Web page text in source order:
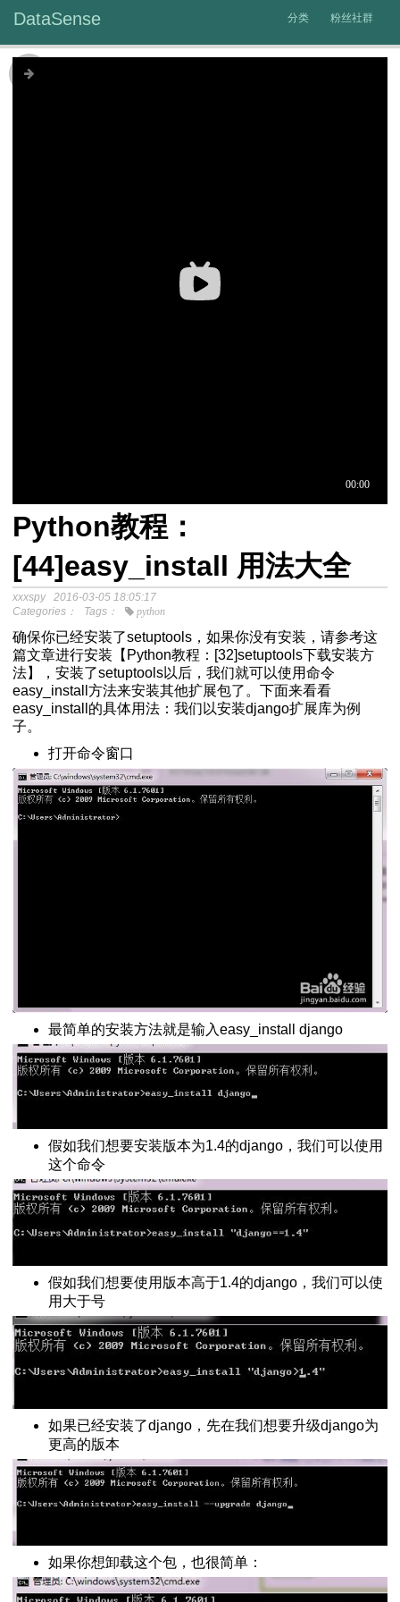
DataSense 分类 粉丝社群
介模
析SPSS视频教程
自动化替代VBA
脚本
装与使用
10060错误
时间戳
载
展库的方法
斜杠
x22字符
编码方式
方法
全
误
Python教程：
[44]easy_install 用法大全
xxxspy
2016-03-05 18:05:17
Categories：
Tags： python
确保你已经安装了setuptools，如果你没有安装，请参考这
篇文章进行安装【Python教程：[32]setuptools下载安装方
法】，安装了setuptools以后，我们就可以使用命令
easy_install方法来安装其他扩展包了。下面来看看
easy_install的具体用法：我们以安装django扩展库为例
子。
打开命令窗口
最简单的安装方法就是输入easy_install django
假如我们想要安装版本为1.4的django，我们可以使用
这个命令
假如我们想要使用版本高于1.4的django，我们可以使
用大于号
如果已经安装了django，先在我们想要升级django为
更高的版本
如果你想卸载这个包，也很简单：